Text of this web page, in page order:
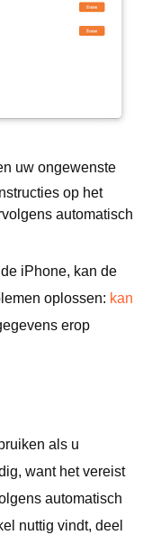
uw ongewenste
op het
automatisch
iPhone, kan de
oplossen: kan
erop
als u
want het vereist
automatisch
nuttig vindt, deel